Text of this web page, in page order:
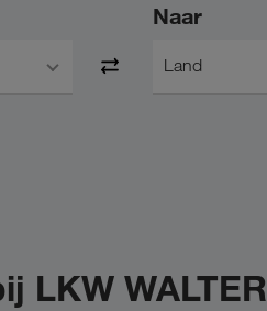
Naar
Land
LKW WALTER